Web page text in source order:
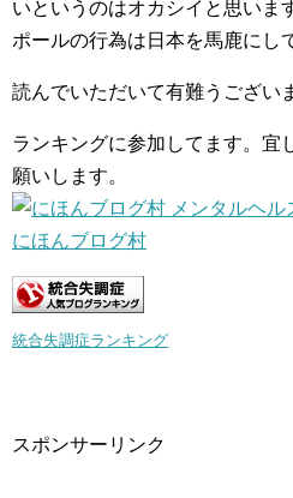
いというのはオカシイと思いま
ポールの行為は日本を馬鹿にし
読んでいただいて有難うござい
ランキングに参加してます。宜
願いします。
にほんブログ村
統合失調症ランキング
スポンサーリンク